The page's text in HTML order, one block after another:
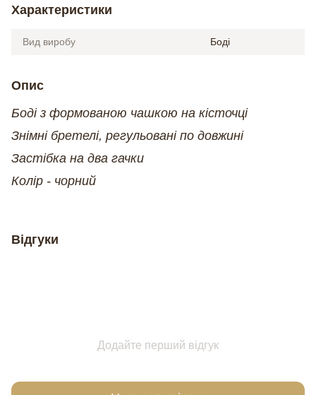
Характеристики
Вид виробу Боді
Опис
Боді з формованою чашкою на кісточці
Знімні бретелі, регульовані по довжині
Застібка на два гачки
Колір - чорний
Відгуки
Додайте перший відгук